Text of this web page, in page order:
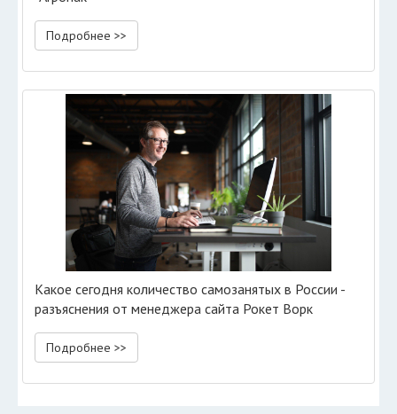
Подробнее >>
Какое сегодня количество самозанятых в России -
разъяснения от менеджера сайта Рокет Ворк
Подробнее >>